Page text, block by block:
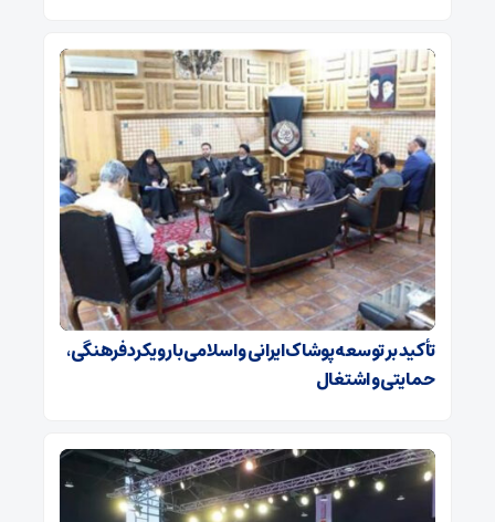
تأکید بر توسعه پوشاک ایرانی و اسلامی با رویکرد فرهنگی،
حمایتی و اشتغال